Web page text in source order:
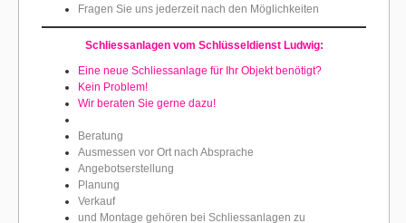
Fragen Sie uns jederzeit nach den Möglichkeiten
Schliessanlagen vom Schlüsseldienst Ludwig:
Eine neue Schliessanlage für Ihr Objekt benötigt?
Kein Problem!
Wir beraten Sie gerne dazu!
Beratung
Ausmessen vor Ort nach Absprache
Angebotserstellung
Planung
Verkauf
und Montage gehören bei Schliessanlagen zu